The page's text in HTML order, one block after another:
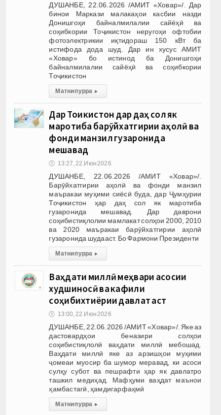
ДУШАНБЕ, 22.06.2026 /АМИТ «Ховар»/. Дар
бинои Маркази малакаҳои касбии назди
Донишгоҳи байналмилалии сайёҳӣ ва
соҳибкории Тоҷикистон неругоҳи офтобии
фотоэлектрикии иқтидораш 150 кВт ба
истифода дода шуд. Дар ин хусус АМИТ
«Ховар» бо истинод ба Донишгоҳи
байналмилалии сайёҳӣ ва соҳибкории
Тоҷикистон
Матни пурра ▸
Дар Тоҷикистон дар даҳ сол як
маротиба барӯйхатгирии аҳолӣ ва
фонди манзил гузаронида
мешавад
🕔 13:27, 22.Июн 2026
ДУШАНБЕ, 22.06.2026 /АМИТ «Ховар»/.
Барӯйхатгирии аҳолӣ ва фонди манзил
маъракаи муҳими сиёсӣ буда, дар Ҷумҳурии
Тоҷикистон ҳар даҳ сол як маротиба
гузаронида мешавад. Дар даврони
соҳибистиқлолии мамлакат солҳои 2000, 2010
ва 2020 маъракаи барӯйхатгирии аҳолӣ
гузаронида шудааст. Бо Фармони Президенти
Матни пурра ▸
Ваҳдати миллӣ меҳвари асосии
худшиносӣ ва кафили
соҳибихтиёрии давлат аст
🕔 13:00, 22.Июн 2026
ДУШАНБЕ, 22.06.2026 /АМИТ «Ховар»/. Яке аз
дастовардҳои беназири солҳои
соҳибистиқлолӣ ваҳдати миллӣ мебошад.
Ваҳдати миллӣ яке аз арзишҳои муҳими
ҷомеаи муосир ба шумор меравад, ки асоси
сулҳу субот ва пешрафти ҳар як давлатро
ташкил медиҳад. Мафҳуми ваҳдат маънои
ҳамбастагӣ, ҳамдигарфаҳмӣ
Матни пурра ▸